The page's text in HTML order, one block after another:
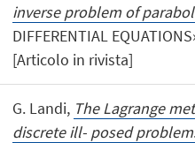
inverse problem of
DIFFERENTIAL
[Articolo in rivista]
G. Landi, The Lagrange
discrete ill- posed